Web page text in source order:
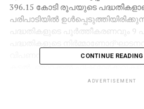
396.15 കോടി രൂപയുടെ
പരിപാടിയില്‍
പദ്ധതികളുടെ പൂര്‍ത്തീകരണവും 9
വിപണന മേഖല
കടല്‍, ഞാറക്കല്‍ ഫിഷ്
ഇരവിപുരത്ത് മള്‍ട്ടി പര്‍പ്പസ്
CONTINUE READING
ADVERTISEMENT